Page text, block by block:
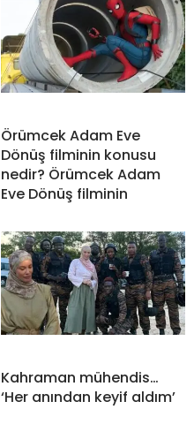
Örümcek Adam Eve
Dönüş filminin konusu
nedir? Örümcek Adam
Eve Dönüş filminin
Kahraman mühendis…
‘Her anından keyif aldım’